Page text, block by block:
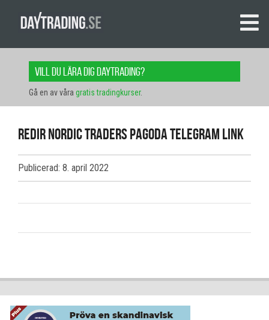
Vill du lära dig daytrading?
Gå en av våra gratis tradingkurser.
redir Nordic Traders Pagoda Telegram link
Publicerad: 8. april 2022